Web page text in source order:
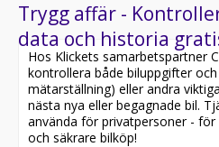
Trygg affär -
data och historia
Hos Klickets samarbetspartner
kontrollera både biluppgifter
mätarställning) eller andra
nästa nya eller begagnade bil.
använda för privatpersoner -
och säkrare bilköp!